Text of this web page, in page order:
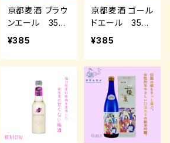
京都麦酒 ブラウ
ンエール 350
ml【黄桜】
¥385
京都麦酒 ゴール
ドエール 350
ml【黄桜】
¥385